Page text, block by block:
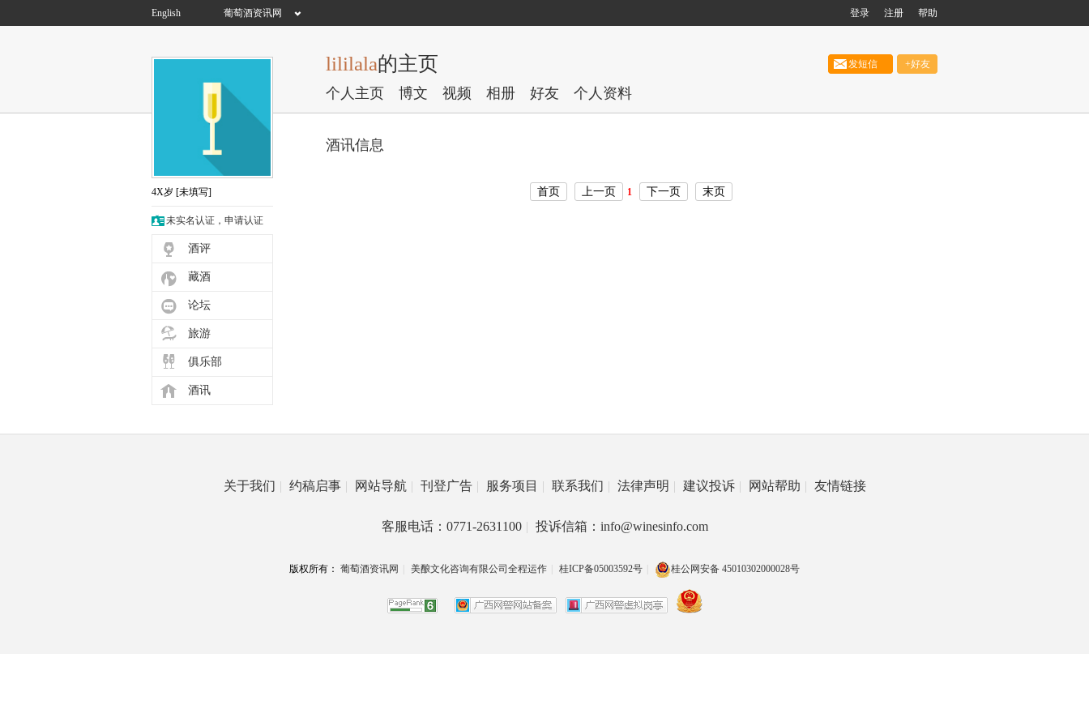
English 葡萄酒资讯网 帮助
注册
登录
lililala的主页
个人主页 博文 视频 相册 好友 个人资料
发短信 +好友
4X岁 [未填写]
未实名认证，申请认证
酒评
藏酒
论坛
旅游
俱乐部
酒讯
酒讯信息
首页 上一页 1 下一页 末页
关于我们 | 约稿启事 | 网站导航 | 刊登广告 | 服务项目 | 联系我们 | 法律声明 | 建议投诉 | 网站帮助 | 友情链接
客服电话：0771-2631100 | 投诉信箱：info@winesinfo.com
版权所有： 葡萄酒资讯网 美酿文化咨询有限公司全程运作 桂ICP备05003592号 桂公网安备 45010302000028号